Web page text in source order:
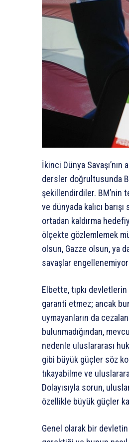
İkinci Dünya
dersler doğrultusunda
şekillendirdiler. BM’nin
ve dünyada kalıcı
ortadan kaldırma
ölçekte gözlemlemek
olsun, Gazze olsun, ya
savaşlar
Elbette, tıpkı
garanti etmez; ancak
uymayanların da
bulunmadığından,
nedenle uluslararası
gibi büyük güçler söz
tıkayabilme ve
Dolayısıyla sorun,
özellikle büyük güçler
Genel olarak bir